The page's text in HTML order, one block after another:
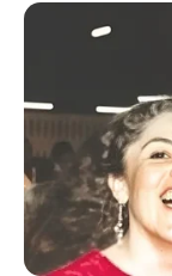
ดูดวงวันนี้